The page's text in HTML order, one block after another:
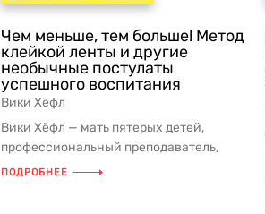
Чем меньше, тем больше! Метод
клейкой ленты и другие
необычные постулаты
успешного воспитания
Вики Хёфл
Вики Хёфл — мать пятерых детей,
профессиональный преподаватель,
автор программы Parenting On Track™ ...
ПОДРОБНЕЕ